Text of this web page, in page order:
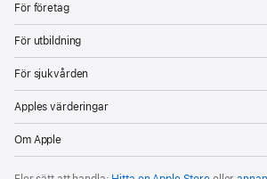
För företag
För utbildning
För sjukvården
Apples värderingar
Om Apple